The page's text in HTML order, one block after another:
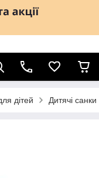
дітей Дитячі